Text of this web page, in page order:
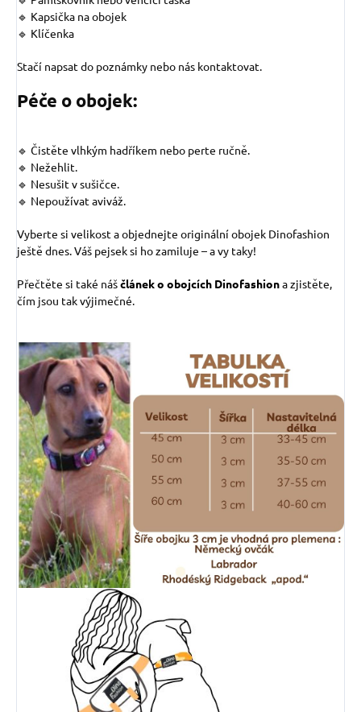
🔹 Kapsička na obojek
🔹 Klíčenka
Stačí napsat do poznámky nebo nás kontaktovat.
Péče o obojek:
🔹 Čistěte vlhkým hadříkem nebo perte ručně.
🔹 Nežehlit.
🔹 Nesušit v sušičce.
🔹 Nepoužívat aviváž.
Vyberte si velikost a objednejte originální obojek Dinofashion
ještě dnes. Váš pejsek si ho zamiluje – a vy taky!
Přečtěte si také náščlánek o obojcích Dinofashiona zjistěte,
čím jsou tak výjimečné.